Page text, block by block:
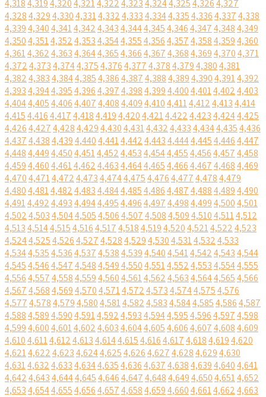
4,3184,3194,3204,3214,3224,3234,3244,3254,3264,327
4,3284,3294,3304,3314,3324,3334,3344,3354,3364,3374,338
4,3394,3404,3414,3424,3434,3444,3454,3464,3474,3484,349
4,3504,3514,3524,3534,3544,3554,3564,3574,3584,3594,360
4,3614,3624,3634,3644,3654,3664,3674,3684,3694,3704,371
4,3724,3734,3744,3754,3764,3774,3784,3794,3804,381
4,3824,3834,3844,3854,3864,3874,3884,3894,3904,3914,392
4,3934,3944,3954,3964,3974,3984,3994,4004,4014,4024,403
4,4044,4054,4064,4074,4084,4094,4104,4114,4124,4134,414
4,4154,4164,4174,4184,4194,4204,4214,4224,4234,4244,425
4,4264,4274,4284,4294,4304,4314,4324,4334,4344,4354,436
4,4374,4384,4394,4404,4414,4424,4434,4444,4454,4464,447
4,4484,4494,4504,4514,4524,4534,4544,4554,4564,4574,458
4,4594,4604,4614,4624,4634,4644,4654,4664,4674,4684,469
4,4704,4714,4724,4734,4744,4754,4764,4774,4784,479
4,4804,4814,4824,4834,4844,4854,4864,4874,4884,4894,490
4,4914,4924,4934,4944,4954,4964,4974,4984,4994,5004,501
4,5024,5034,5044,5054,5064,5074,5084,5094,5104,5114,512
4,5134,5144,5154,5164,5174,5184,5194,5204,5214,5224,523
4,5244,5254,5264,5274,5284,5294,5304,5314,5324,533
4,5344,5354,5364,5374,5384,5394,5404,5414,5424,5434,544
4,5454,5464,5474,5484,5494,5504,5514,5524,5534,5544,555
4,5564,5574,5584,5594,5604,5614,5624,5634,5644,5654,566
4,5674,5684,5694,5704,5714,5724,5734,5744,5754,576
4,5774,5784,5794,5804,5814,5824,5834,5844,5854,5864,587
4,5884,5894,5904,5914,5924,5934,5944,5954,5964,5974,598
4,5994,6004,6014,6024,6034,6044,6054,6064,6074,6084,609
4,6104,6114,6124,6134,6144,6154,6164,6174,6184,6194,620
4,6214,6224,6234,6244,6254,6264,6274,6284,6294,630
4,6314,6324,6334,6344,6354,6364,6374,6384,6394,6404,641
4,6424,6434,6444,6454,6464,6474,6484,6494,6504,6514,652
4,6534,6544,6554,6564,6574,6584,6594,6604,6614,6624,663